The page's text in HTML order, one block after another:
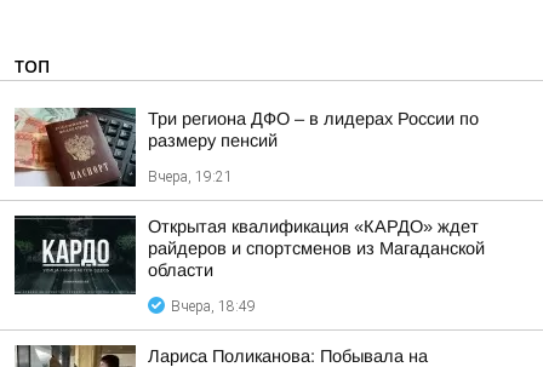
ТОП
Три региона ДФО – в лидерах России по
размеру пенсий
Вчера, 19:21
Открытая квалификация «КАРДО» ждет
райдеров и спортсменов из Магаданской
области
Вчера, 18:49
Лариса Поликанова: Побывала на